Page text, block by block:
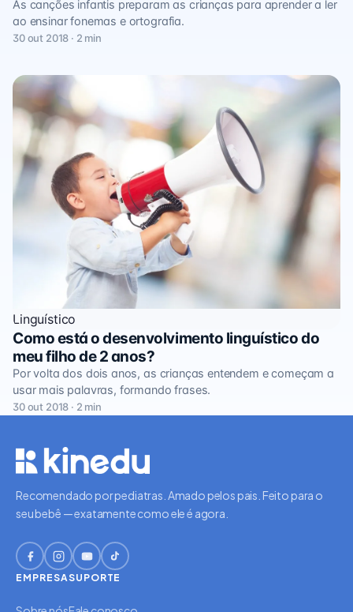
As canções infantis preparam as crianças para aprender a ler
ao ensinar fonemas e ortografia.
30 out 2018 · 2 min
Linguístico
Como está o desenvolvimento linguístico do
meu filho de 2 anos?
Por volta dos dois anos, as crianças entendem e começam a
usar mais palavras, formando frases.
30 out 2018 · 2 min
Recomendado por pediatras. Amado pelos pais. Feito para o
seu bebê — exatamente como ele é agora.
EMPRESASUPORTE